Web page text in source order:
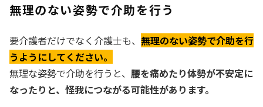
無理のない姿勢で介助を行う
要介護者だけでなく介護士も、 無理のない姿勢で介助を行
うようにしてください。
無理な姿勢で介助を行うと、 腰を痛めたり体勢が不安定に
なったりと、怪我につながる可能性があります。